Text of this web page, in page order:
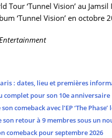
Tour ‘Tunnel Vision’ au
‘Tunnel Vision’ en octobre
: dates, lieu et premières
complet pour son 10e anniversaire
comeback avec l’EP ‘The
son retour à 9 membres sous un
comeback pour septembre 2026